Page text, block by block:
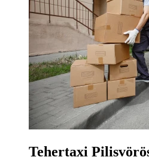
Tehertaxi